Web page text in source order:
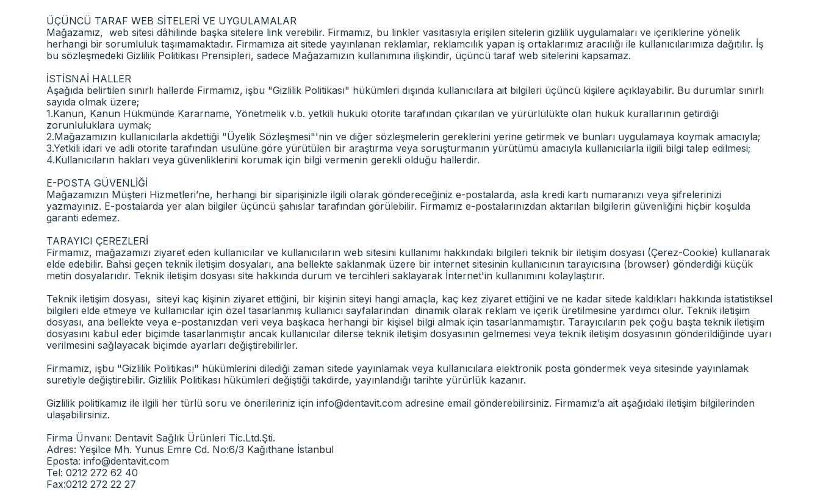
ÜÇÜNCÜ TARAF WEB SİTELERİ VE UYGULAMALAR
Mağazamız, web sitesi dâhilinde başka sitelere link verebilir. Firmamız, bu linkler vasıtasıyla erişilen sitelerin gizlilik uygulamaları ve içeriklerine yönelik
herhangi bir sorumluluk taşımamaktadır. Firmamıza ait sitede yayınlanan reklamlar, reklamcılık yapan iş ortaklarımız aracılığı ile kullanıcılarımıza dağıtılır. İş
bu sözleşmedeki Gizlilik Politikası Prensipleri, sadece Mağazamızın kullanımına ilişkindir, üçüncü taraf web sitelerini kapsamaz.
İSTİSNAİ HALLER
Aşağıda belirtilen sınırlı hallerde Firmamız, işbu "Gizlilik Politikası" hükümleri dışında kullanıcılara ait bilgileri üçüncü kişilere açıklayabilir. Bu durumlar sınırlı
sayıda olmak üzere;
1.Kanun, Kanun Hükmünde Kararname, Yönetmelik v.b. yetkili hukuki otorite tarafından çıkarılan ve yürürlülükte olan hukuk kurallarının getirdiği
zorunluluklara uymak;
2.Mağazamızın kullanıcılarla akdettiği "Üyelik Sözleşmesi"'nin ve diğer sözleşmelerin gereklerini yerine getirmek ve bunları uygulamaya koymak amacıyla;
3.Yetkili idari ve adli otorite tarafından usulüne göre yürütülen bir araştırma veya soruşturmanın yürütümü amacıyla kullanıcılarla ilgili bilgi talep edilmesi;
4.Kullanıcıların hakları veya güvenliklerini korumak için bilgi vermenin gerekli olduğu hallerdir.
E-POSTA GÜVENLİĞİ
Mağazamızın Müşteri Hizmetleri’ne, herhangi bir siparişinizle ilgili olarak göndereceğiniz e-postalarda, asla kredi kartı numaranızı veya şifrelerinizi
yazmayınız. E-postalarda yer alan bilgiler üçüncü şahıslar tarafından görülebilir. Firmamız e-postalarınızdan aktarılan bilgilerin güvenliğini hiçbir koşulda
garanti edemez.
TARAYICI ÇEREZLERİ
Firmamız, mağazamızı ziyaret eden kullanıcılar ve kullanıcıların web sitesini kullanımı hakkındaki bilgileri teknik bir iletişim dosyası (Çerez-Cookie) kullanarak
elde edebilir. Bahsi geçen teknik iletişim dosyaları, ana bellekte saklanmak üzere bir internet sitesinin kullanıcının tarayıcısına (browser) gönderdiği küçük
metin dosyalarıdır. Teknik iletişim dosyası site hakkında durum ve tercihleri saklayarak İnternet'in kullanımını kolaylaştırır.
Teknik iletişim dosyası, siteyi kaç kişinin ziyaret ettiğini, bir kişinin siteyi hangi amaçla, kaç kez ziyaret ettiğini ve ne kadar sitede kaldıkları hakkında istatistiksel
bilgileri elde etmeye ve kullanıcılar için özel tasarlanmış kullanıcı sayfalarından dinamik olarak reklam ve içerik üretilmesine yardımcı olur. Teknik iletişim
dosyası, ana bellekte veya e-postanızdan veri veya başkaca herhangi bir kişisel bilgi almak için tasarlanmamıştır. Tarayıcıların pek çoğu başta teknik iletişim
dosyasını kabul eder biçimde tasarlanmıştır ancak kullanıcılar dilerse teknik iletişim dosyasının gelmemesi veya teknik iletişim dosyasının gönderildiğinde uyarı
verilmesini sağlayacak biçimde ayarları değiştirebilirler.
Firmamız, işbu "Gizlilik Politikası" hükümlerini dilediği zaman sitede yayınlamak veya kullanıcılara elektronik posta göndermek veya sitesinde yayınlamak
suretiyle değiştirebilir. Gizlilik Politikası hükümleri değiştiği takdirde, yayınlandığı tarihte yürürlük kazanır.
Gizlilik politikamız ile ilgili her türlü soru ve önerileriniz için info@dentavit.com adresine email gönderebilirsiniz. Firmamız’a ait aşağıdaki iletişim bilgilerinden
ulaşabilirsiniz.
Firma Ünvanı: Dentavit Sağlık Ürünleri Tic.Ltd.Şti.
Adres: Yeşilce Mh. Yunus Emre Cd. No:6/3 Kağıthane İstanbul
Eposta: info@dentavit.com
Tel: 0212 272 62 40
Fax:0212 272 22 27